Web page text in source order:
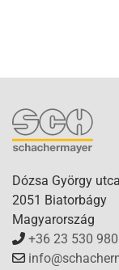
Dózsa György
2051 Biatorbágy
Magyarország
+36 23 530 980